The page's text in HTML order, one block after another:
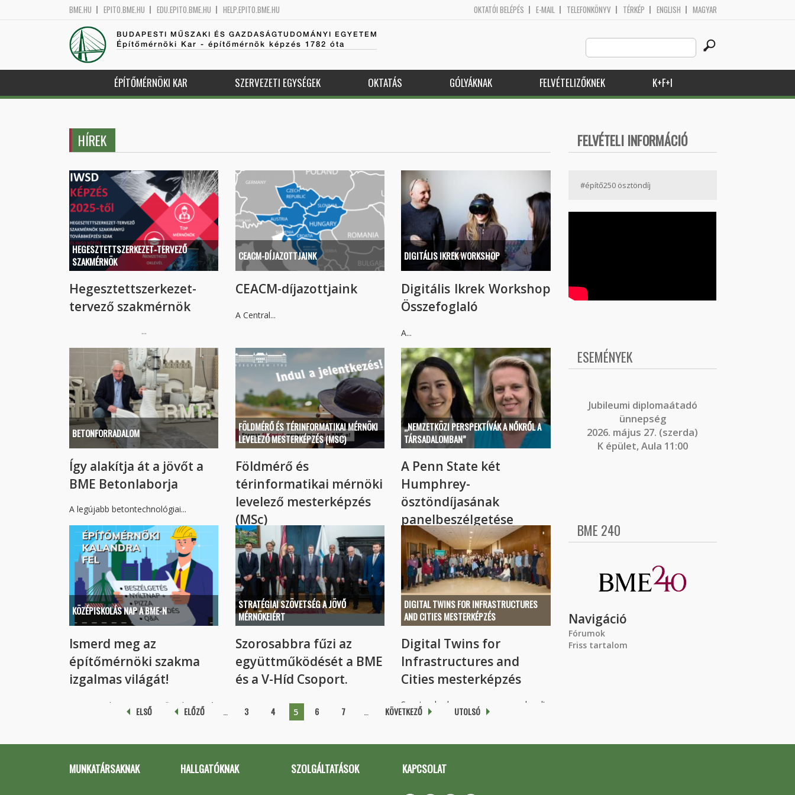
BME.HU EPITO.BME.HU EDU.EPITO.BME.HU HELP.EPITO.BME.HU OKTATÓI BELÉPÉS E-MAIL TELEFONKÖNYV TÉRKÉP ENGLISH MAGYAR
BUDAPESTI MŰSZAKI ÉS GAZDASÁGTUDOMÁNYI EGYETEM
Építőmérnöki Kar - építőmérnök képzés 1782 óta
Search
this
site
ÉPÍTŐMÉRNÖKI KAR SZERVEZETI EGYSÉGEK OKTATÁS GÓLYÁKNAK FELVÉTELIZŐKNEK K+F+I
HÍREK
HEGESZTETTSZERKEZET-TERVEZŐ
SZAKMÉRNÖK
Hegesztettszerkezet-
tervező szakmérnök
...
CEACM-DÍJAZOTTJAINK
CEACM-díjazottjaink
A Central...
DIGITÁLIS IKREK WORKSHOP
Digitális Ikrek Workshop
Összefoglaló
A...
BETONFORRADALOM
Így alakítja át a jövőt a
BME Betonlaborja
A legújabb betontechnológiai...
FÖLDMÉRŐ ÉS TÉRINFORMATIKAI MÉRNÖKI
LEVELEZŐ MESTERKÉPZÉS (MSC)
Földmérő és
térinformatikai mérnöki
levelező mesterképzés
(MSc)
Karunk a képzést levelező képzési...
„NEMZETKÖZI PERSPEKTÍVÁK A NŐKRŐL A
TÁRSADALOMBAN”
A Penn State két
Humphrey-
ösztöndíjasának
panelbeszélgetése
...
KÖZÉPISKOLÁS NAP A BME-N
Ismerd meg az
építőmérnöki szakma
izgalmas világát!
A Budapesti Műszaki és
Gazdaságtudományi...
STRATÉGIAI SZÖVETSÉG A JÖVŐ
MÉRNÖKEIÉRT
Szorosabbra fűzi az
együttműködését a BME
és a V-Híd Csoport.
DIGITAL TWINS FOR INFRASTRUCTURES
AND CITIES MESTERKÉPZÉS
Digital Twins for
Infrastructures and
Cities mesterképzés
Szeptemberben megkezdte
tanulmányait a...
ELSŐ ELŐZŐ 3 4 5 6 7 KÖVETKEZŐ UTOLSÓ
FELVÉTELI INFORMÁCIÓ
#építő250 ösztöndíj
ESEMÉNYEK
Jubileumi diplomaátadó
ünnepség
2026. május 27. (szerda)
K épület, Aula 11:00
BME 240
Navigáció
Fórumok
Friss tartalom
MUNKATÁRSAKNAK HALLGATÓKNAK SZOLGÁLTATÁSOK KAPCSOLAT